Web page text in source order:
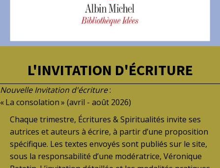
L'INVITATION D'ÉCRITURE
Nouvelle Invitation d'écriture:
« La consolation » (avril - août 2026)
Chaque trimestre, Écritures & Spiritualités invite ses
autrices et auteurs à écrire, à partir d’une proposition
spécifique. Les textes envoyés sont publiés sur le site,
sous la responsabilité d’une modératrice, Véronique